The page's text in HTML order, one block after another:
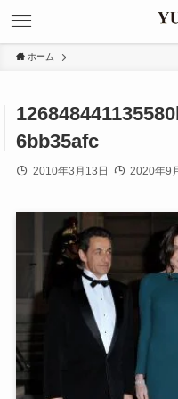
ホーム
6bb35afc
2010年3月13日 2020年9